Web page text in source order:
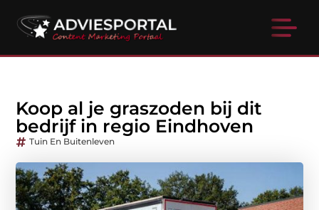
Koop al je graszoden bij dit
bedrijf in regio Eindhoven
Tuin En Buitenleven